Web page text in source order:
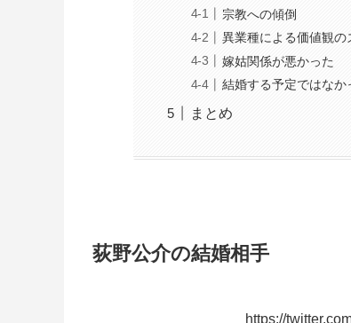
宗教への傾倒
異業種による価値観の
嫁姑関係が悪かった
結婚する予定ではなか
まとめ
荻野公介の結婚相手
https://